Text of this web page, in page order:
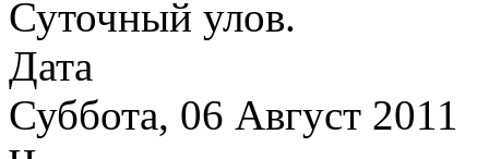
Суточный улов.
Дата
Суббота, 06 Август 2011